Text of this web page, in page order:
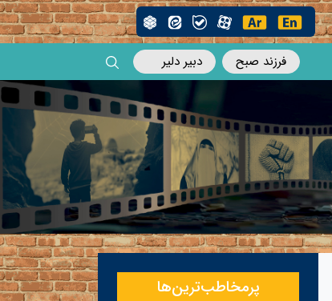
فرزند صبح دبیر دلیر
پرمخاطب‌ترین‌ها